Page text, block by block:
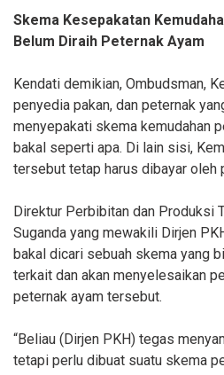
Skema Kesepakatan
Belum Diraih Peternak Ayam
Kendati demikian, Ombudsman,
penyedia pakan, dan peternak
menyepakati skema kemudahan
bakal seperti apa. Di lain sisi,
tersebut tetap harus dibayar oleh
Direktur Perbibitan dan Produksi
Suganda yang mewakili Dirjen
bakal dicari sebuah skema yang
terkait dan akan menyelesaikan
peternak ayam tersebut.
“Beliau (Dirjen PKH) tegas
tetapi perlu dibuat suatu skema